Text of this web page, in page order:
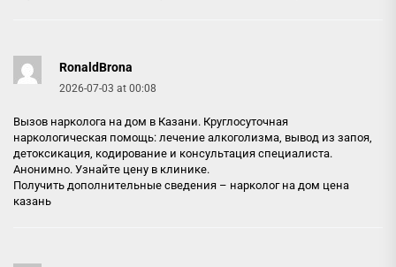
RonaldBrona
2026-07-03 at 00:08
Вызов нарколога на дом в Казани. Круглосуточная
наркологическая помощь: лечение алкоголизма, вывод из запоя,
детоксикация, кодирование и консультация специалиста.
Анонимно. Узнайте цену в клинике.
Получить дополнительные сведения – нарколог на дом цена
казань